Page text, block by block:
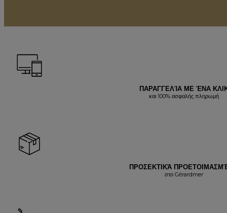
ΠΑΡΑΓΓΕΛΊΑ ΜΕ ΈΝΑ
και 100% ασφαλής πληρωμή
ΠΡΟΣΕΚΤΙΚΆ
στο Gérardmer